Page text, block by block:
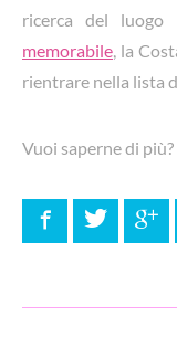
ricerca del
memorabile , la
rientrare nella lista
Vuoi saperne di
FacebookTwitter